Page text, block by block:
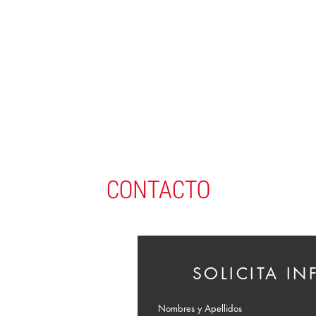
CONTACTO
SOLICITA
Nombres y Apellidos